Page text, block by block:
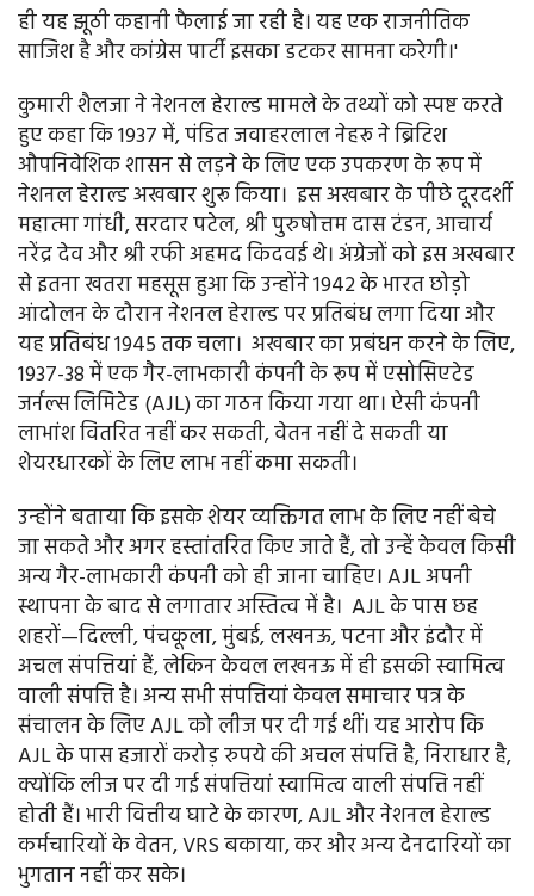
ही यह झूठी कहानी फैलाई जा रही है। यह एक राजनीतिक
साजिश है और कांग्रेस पार्टी इसका डटकर सामना करेगी।'
कुमारी शैलजा ने नेशनल हेराल्ड मामले के तथ्यों को स्पष्ट करते
हुए कहा कि 1937 में, पंडित जवाहरलाल नेहरू ने ब्रिटिश
औपनिवेशिक शासन से लड़ने के लिए एक उपकरण के रूप में
नेशनल हेराल्ड अखबार शुरू किया। इस अखबार के पीछे दूरदर्शी
महात्मा गांधी, सरदार पटेल, श्री पुरुषोत्तम दास टंडन, आचार्य
नरेंद्र देव और श्री रफी अहमद किदवई थे। अंग्रेजों को इस अखबार
से इतना खतरा महसूस हुआ कि उन्होंने 1942 के भारत छोड़ो
आंदोलन के दौरान नेशनल हेराल्ड पर प्रतिबंध लगा दिया और
यह प्रतिबंध 1945 तक चला। अखबार का प्रबंधन करने के लिए,
1937-38 में एक गैर-लाभकारी कंपनी के रूप में एसोसिएटेड
जर्नल्स लिमिटेड (AJL) का गठन किया गया था। ऐसी कंपनी
लाभांश वितरित नहीं कर सकती, वेतन नहीं दे सकती या
शेयरधारकों के लिए लाभ नहीं कमा सकती।
उन्होंने बताया कि इसके शेयर व्यक्तिगत लाभ के लिए नहीं बेचे
जा सकते और अगर हस्तांतरित किए जाते हैं, तो उन्हें केवल किसी
अन्य गैर-लाभकारी कंपनी को ही जाना चाहिए। AJL अपनी
स्थापना के बाद से लगातार अस्तित्व में है। AJL के पास छह
शहरों—दिल्ली, पंचकूला, मुंबई, लखनऊ, पटना और इंदौर में
अचल संपत्तियां हैं, लेकिन केवल लखनऊ में ही इसकी स्वामित्व
वाली संपत्ति है। अन्य सभी संपत्तियां केवल समाचार पत्र के
संचालन के लिए AJL को लीज पर दी गई थीं। यह आरोप कि
AJL के पास हजारों करोड़ रुपये की अचल संपत्ति है, निराधार है,
क्योंकि लीज पर दी गई संपत्तियां स्वामित्व वाली संपत्ति नहीं
होती हैं। भारी वित्तीय घाटे के कारण, AJL और नेशनल हेराल्ड
कर्मचारियों के वेतन, VRS बकाया, कर और अन्य देनदारियों का
भुगतान नहीं कर सके।